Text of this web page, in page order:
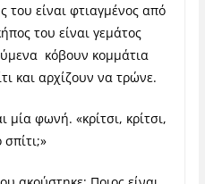
είναι φτιαγμένος από
του είναι γεμάτος
κόβουν κομμάτια
και αρχίζουν να τρώνε.
φωνή. «κρίτσι, κρίτσι,
σπίτι;»